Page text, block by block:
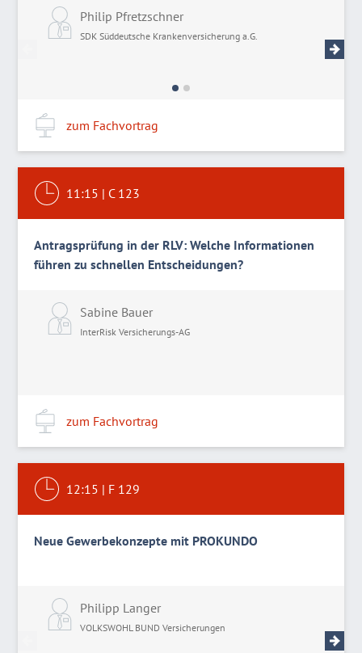
Philip Pfretzschner
SDK Süddeutsche Krankenversicherung a.G.
zum Fachvortrag
11:15 | C 123
Antragsprüfung in der RLV: Welche Informationen
führen zu schnellen Entscheidungen?
Sabine Bauer
InterRisk Versicherungs-AG
zum Fachvortrag
12:15 | F 129
Neue Gewerbekonzepte mit PROKUNDO
Philipp Langer
VOLKSWOHL BUND Versicherungen